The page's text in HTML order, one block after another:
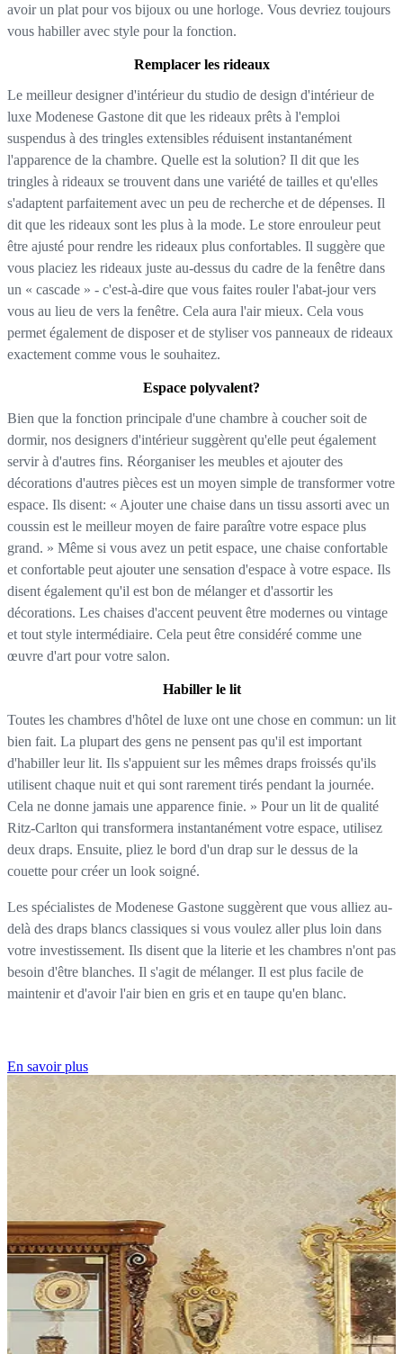
avoir un plat pour vos bijoux ou une horloge. Vous devriez toujours
vous habiller avec style pour la fonction.
Remplacer les rideaux
Le meilleur designer d'intérieur du studio de design d'intérieur de
luxe Modenese Gastone dit que les rideaux prêts à l'emploi
suspendus à des tringles extensibles réduisent instantanément
l'apparence de la chambre. Quelle est la solution? Il dit que les
tringles à rideaux se trouvent dans une variété de tailles et qu'elles
s'adaptent parfaitement avec un peu de recherche et de dépenses. Il
dit que les rideaux sont les plus à la mode. Le store enrouleur peut
être ajusté pour rendre les rideaux plus confortables. Il suggère que
vous placiez les rideaux juste au-dessus du cadre de la fenêtre dans
un « cascade » - c'est-à-dire que vous faites rouler l'abat-jour vers
vous au lieu de vers la fenêtre. Cela aura l'air mieux. Cela vous
permet également de disposer et de styliser vos panneaux de rideaux
exactement comme vous le souhaitez.
Espace polyvalent?
Bien que la fonction principale d'une chambre à coucher soit de
dormir, nos designers d'intérieur suggèrent qu'elle peut également
servir à d'autres fins. Réorganiser les meubles et ajouter des
décorations d'autres pièces est un moyen simple de transformer votre
espace. Ils disent: « Ajouter une chaise dans un tissu assorti avec un
coussin est le meilleur moyen de faire paraître votre espace plus
grand. » Même si vous avez un petit espace, une chaise confortable
et confortable peut ajouter une sensation d'espace à votre espace. Ils
disent également qu'il est bon de mélanger et d'assortir les
décorations. Les chaises d'accent peuvent être modernes ou vintage
et tout style intermédiaire. Cela peut être considéré comme une
œuvre d'art pour votre salon.
Habiller le lit
Toutes les chambres d'hôtel de luxe ont une chose en commun: un lit
bien fait. La plupart des gens ne pensent pas qu'il est important
d'habiller leur lit. Ils s'appuient sur les mêmes draps froissés qu'ils
utilisent chaque nuit et qui sont rarement tirés pendant la journée.
Cela ne donne jamais une apparence finie. » Pour un lit de qualité
Ritz-Carlton qui transformera instantanément votre espace, utilisez
deux draps. Ensuite, pliez le bord d'un drap sur le dessus de la
couette pour créer un look soigné.
Les spécialistes de Modenese Gastone suggèrent que vous alliez au-
delà des draps blancs classiques si vous voulez aller plus loin dans
votre investissement. Ils disent que la literie et les chambres n'ont pas
besoin d'être blanches. Il s'agit de mélanger. Il est plus facile de
maintenir et d'avoir l'air bien en gris et en taupe qu'en blanc.
En savoir plus